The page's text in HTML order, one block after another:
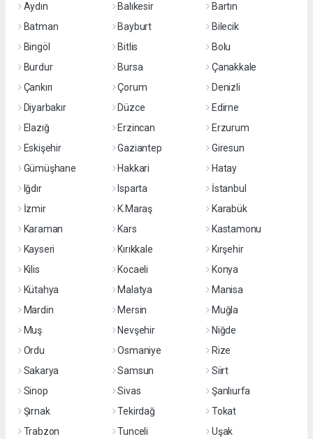
Aydın
Balıkesir
Bartın
Batman
Bayburt
Bilecik
Bingöl
Bitlis
Bolu
Burdur
Bursa
Çanakkale
Çankırı
Çorum
Denizli
Diyarbakır
Düzce
Edirne
Elazığ
Erzincan
Erzurum
Eskişehir
Gaziantep
Giresun
Gümüşhane
Hakkari
Hatay
Iğdır
Isparta
İstanbul
İzmir
K.Maraş
Karabük
Karaman
Kars
Kastamonu
Kayseri
Kırıkkale
Kırşehir
Kilis
Kocaeli
Konya
Kütahya
Malatya
Manisa
Mardin
Mersin
Muğla
Muş
Nevşehir
Niğde
Ordu
Osmaniye
Rize
Sakarya
Samsun
Siirt
Sinop
Sivas
Şanlıurfa
Şırnak
Tekirdağ
Tokat
Trabzon
Tunceli Uşak